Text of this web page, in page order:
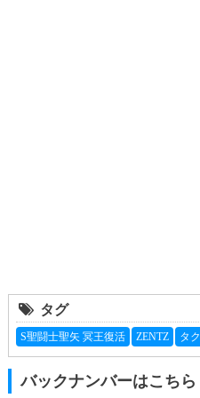
タグ
S聖闘士聖矢 冥王復活 ZENTZ タク
バックナンバーはこちら